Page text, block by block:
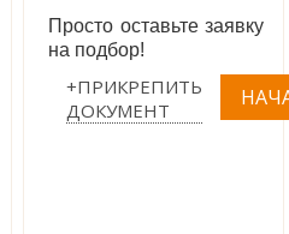
Просто оставьте заявку
на подбор!
+ПРИКРЕПИТЬ
ДОКУМЕНТ